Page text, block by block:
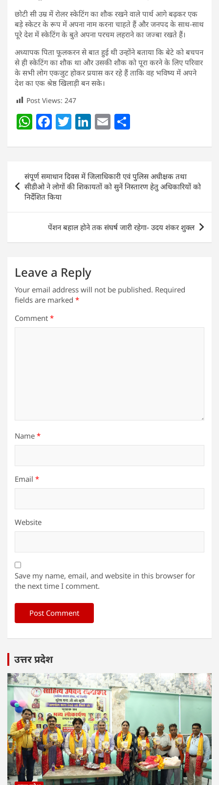
छोटी सी उम्र में रोलर स्केटिंग का शौक रखने वाले पार्थ आगे बढ़कर एक
बड़े स्केटर के रूप में अपना नाम करना चाहते हैं और जनपद के साथ-साथ
पूरे देश में स्केटिंग के बुते अपना परचम लहराने का जज्बा रखते हैं।
अध्यापक पिता फूलकरन से बात हुई थी उन्होंने बताया कि बेटे को बचपन
से ही स्केटिंग का शौक था और उसकी शौक को पूरा करने के लिए परिवार
के सभी लोग एकजुट होकर प्रयास कर रहे हैं ताकि वह भविष्य में अपने
देश का एक श्रेष्ठ खिलाड़ी बन सके।
Post Views: 247
W
at
s
A
p
p
F
c
e
b
o
o
k
T
itt
er
Li
k
e
dI
E
ai
l
ar
e
Post
navigation
संपूर्ण समाधान दिवस में जिलाधिकारी एवं पुलिस अधीक्षक तथा
सीडीओ ने लोगों की शिकायतों को सुनें निस्तारण हेतु अधिकारियों को
निर्देशित किया
पेंशन बहाल होने तक संघर्ष जारी रहेगा- उदय शंकर शुक्ल
Leave a Reply
Your email address will not be published. Required
fields are marked *
Comment *
Name *
Email *
Website
Save my name, email, and website in this browser for
the next time I comment.
उत्तर प्रदेश